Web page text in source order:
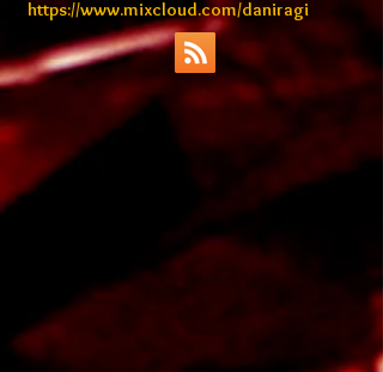
https://www.mixcloud.com/daniragi